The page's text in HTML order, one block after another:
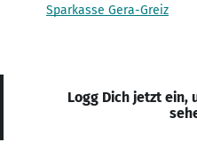
Sparkasse Gera-Greiz
Logg Dich jetzt ein,